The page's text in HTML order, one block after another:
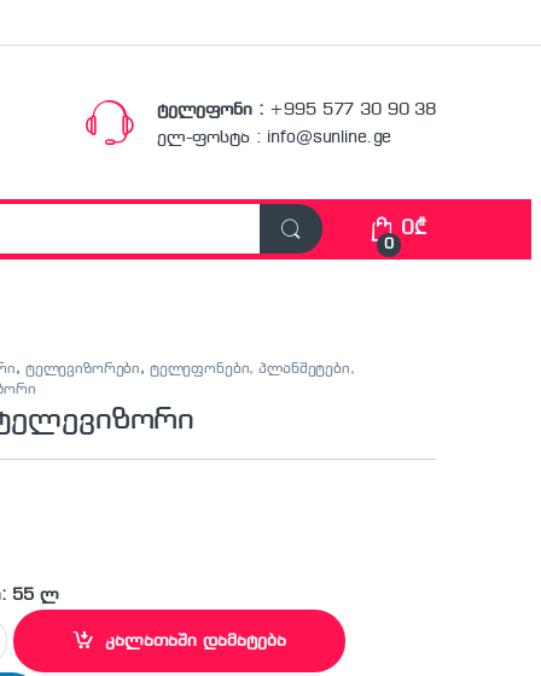
ტელეფონი : +995 577 30 90 38
ელ-ფოსტა : info@sunline.ge
0
0₾
, ტელევიზორები, ტელეფონები, პლანშეტები,
55 ლ
quantity
კალათაში დამატება